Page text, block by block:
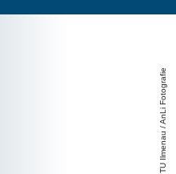
TU Ilmenau / AnLi Fotografie